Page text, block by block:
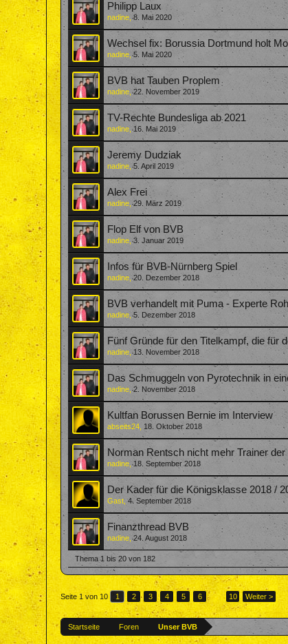
Philipp Laux
nadine ,8. Mai 2020
Wechsel fix: Borussia Dortmund holt
nadine ,5. Mai 2020
BVB hat Tauben Proplem
nadine ,22. November 2019
TV-Rechte Bundesliga ab 2021
nadine ,16. Mai 2019
Jeremy Dudziak
nadine ,5. April 2019
Alex Frei
nadine ,29. März 2019
Flop Elf von BVB
nadine ,3. Januar 2019
Infos für BVB-Nürnberg Spiel
nadine ,20. Dezember 2018
BVB verhandelt mit Puma - Experte
nadine ,5. Dezember 2018
Fünf Gründe für den Titelkampf, die für
nadine ,13. November 2018
Das Schmuggeln von Pyrotechnik in
nadine ,2. November 2018
Kultfan Borussen Bernie im Interview
abseits24 18. Oktober 2018
Norman Rentsch nicht mehr Trainer
nadine ,18. September 2018
Der Kader für die Königsklasse 2018 /
Gast ,4. September 2018
Finanzthread BVB
nadine ,24. August 2018
Thema 1 bis 20 von 182
Seite 1 von 10 1 2 3 4 5 6 → 10 Weiter >
Startseite Foren Unser BVB